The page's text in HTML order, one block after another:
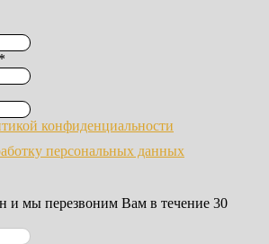
конфиденциальности
персональных данных
и мы перезвоним Вам в течение 30